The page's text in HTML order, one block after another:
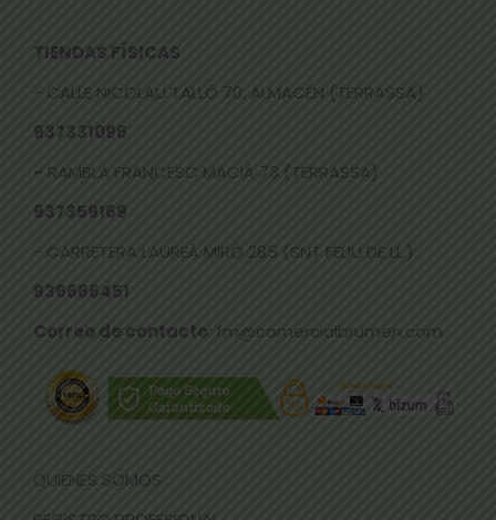
TIENDAS FÍSICAS
- CALLE NICOLAU TALLÓ 70, ALMACÉN (TERRASSA)
937331096
- RAMBLA FRANCESC MACIÀ 73 (TERRASSA)
937359169
- CARRETERA LAUREÀ MIRÓ 285 (SNT FELIU DE LL.)
936666451
Correo de contacto: fm@comercialbrumen.com
QUIÉNES SOMOS